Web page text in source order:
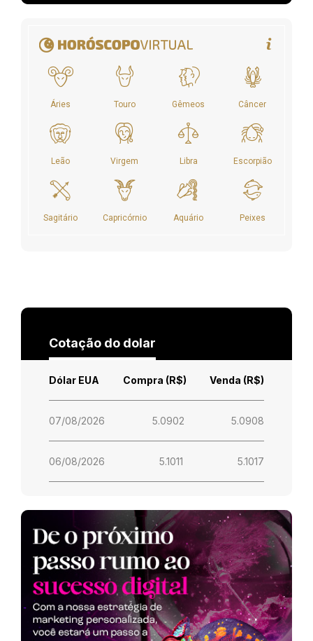
Cotação do dolar
Dólar EUA Compra (R$) Venda (R$)
07/08/2026 5.0902 5.0908
06/08/2026 5.1011 5.1017